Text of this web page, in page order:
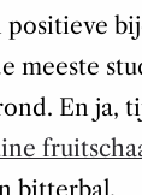
positieve
meeste
En ja,
bitterbal.